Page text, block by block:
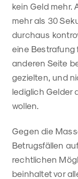
kein Geld mehr.
mehr als 30
durchaus
eine Bestrafung
anderen Seite
gezielten, und
lediglich Gelder
wollen.
Gegen die
Betrugsfällen
rechtlichen
beinhaltet vor